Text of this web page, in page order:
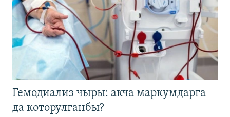
Гемодиализ чыры: акча маркумдарга
да которулганбы?